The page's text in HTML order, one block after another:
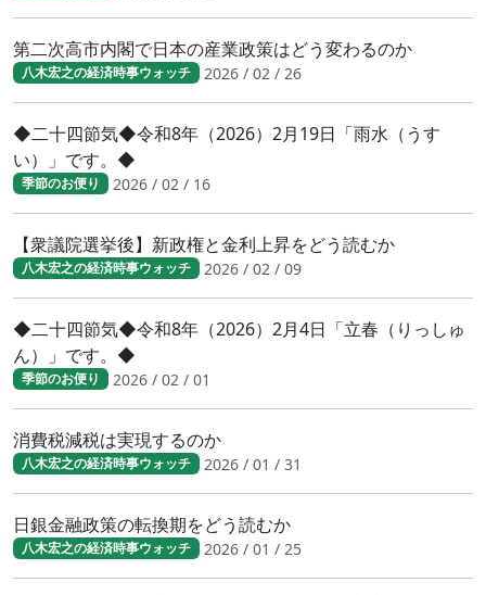
第二次高市内閣で日本の産業政策はどう変わるのか
八木宏之の経済時事ウォッチ 2026 / 02 / 26
◆二十四節気◆令和8年（2026）2月19日「雨水（うす
い）」です。◆
季節のお便り 2026 / 02 / 16
【衆議院選挙後】新政権と金利上昇をどう読むか
八木宏之の経済時事ウォッチ 2026 / 02 / 09
◆二十四節気◆令和8年（2026）2月4日「立春（りっしゅ
ん）」です。◆
季節のお便り 2026 / 02 / 01
消費税減税は実現するのか
八木宏之の経済時事ウォッチ 2026 / 01 / 31
日銀金融政策の転換期をどう読むか
八木宏之の経済時事ウォッチ 2026 / 01 / 25